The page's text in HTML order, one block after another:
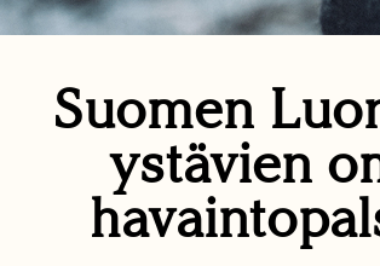
Suomen
ystävien